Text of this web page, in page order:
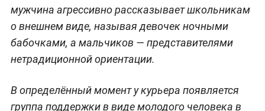
мужчина агрессивно рассказывает школьникам
о внешнем виде, называя девочек ночными
бабочками, а мальчиков — представителями
нетрадиционной ориентации.
В определённый момент у курьера появляется
группа поддержки в виде молодого человека в